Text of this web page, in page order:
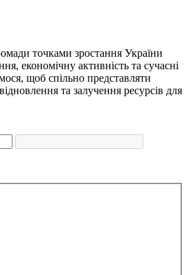
точками зростання України
економічну активність та сучасні
щоб спільно представляти
та залучення ресурсів для